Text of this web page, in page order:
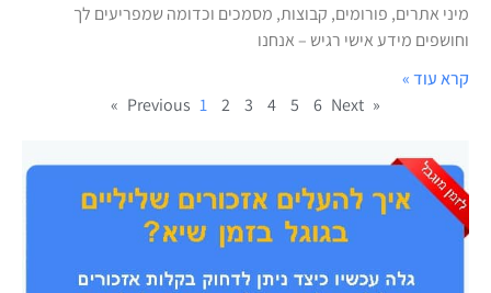
מיני אתרים, פורומים, קבוצות, מסמכים וכדומה שמפריעים לך
וחושפים מידע אישי רגיש – אנחנו
קרא עוד »
« Previous
1 2 3 4 5 6 Next »